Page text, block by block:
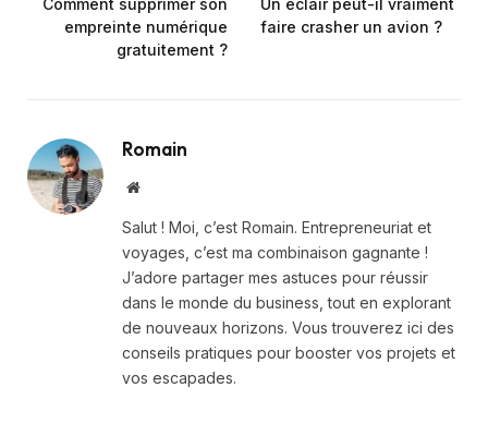
empreinte numérique
gratuitement ?
faire crasher un avion ?
Romain
Site
Salut ! Moi, c’est Romain. Entrepreneuriat et
voyages, c’est ma combinaison gagnante !
J’adore partager mes astuces pour réussir
dans le monde du business, tout en explorant
de nouveaux horizons. Vous trouverez ici des
conseils pratiques pour booster vos projets et
vos escapades.